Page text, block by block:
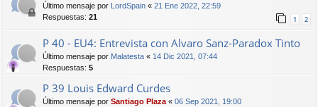
Último mensaje por LordSpain « 21 Ene 2022, 22:59
Respuestas: 21 1 2
P 40 - EU4: Entrevista con Alvaro Sanz-Paradox Tinto
Último mensaje por Malatesta « 14 Dic 2021, 07:44
Respuestas: 5
P 39 Louis Edward Curdes
Último mensaje por Santiago Plaza « 06 Sep 2021, 19:00